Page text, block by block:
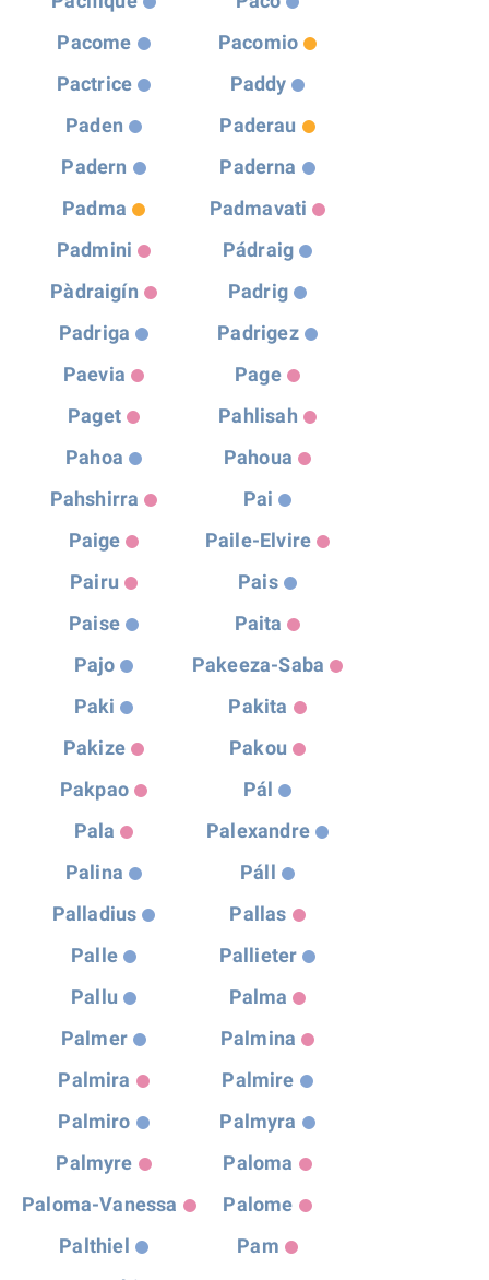
Pacome
Pacomio
Pactrice
Paddy
Paden
Paderau
Padern
Paderna
Padma
Padmavati
Padmini
Pádraig
Pàdraigín
Padrig
Padriga
Padrigez
Paevia
Page
Paget
Pahlisah
Pahoa
Pahoua
Pahshirra
Pai
Paige
Paile-Elvire
Pairu
Pais
Paise
Paita
Pajo
Pakeeza-Saba
Paki
Pakita
Pakize
Pakou
Pakpao
Pál
Pala
Palexandre
Palina
Páll
Palladius
Pallas
Palle
Pallieter
Pallu
Palma
Palmer
Palmina
Palmira
Palmire
Palmiro
Palmyra
Palmyre
Paloma
Paloma-Vanessa
Palome
Palthiel
Pam